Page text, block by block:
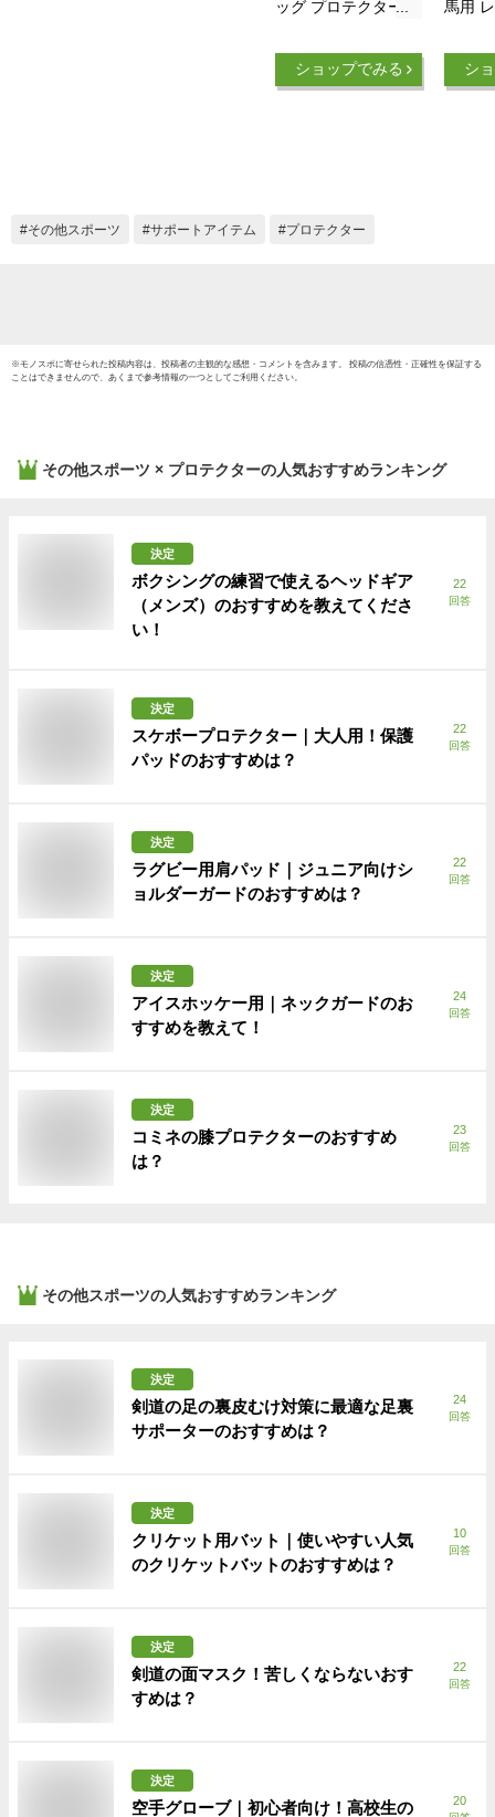
ッグ プロテクター
LP4（ブラック）
FULLサイズ | 乗馬
サラブレッド フルサ
ショップでみる
馬用
ット
COB/
シ
その他スポーツ サポートアイテム プロテクター
※モノスポに寄せられた投稿内容は、投稿者の主観的な感想・コメントを含みます。 投稿の信憑性・正確性を保証する
ことはできませんので、あくまで参考情報の一つとしてご利用ください。
その他スポーツ × プロテクターの人気おすすめランキング
決定
ボクシングの練習で使えるヘッドギア
（メンズ）のおすすめを教えてくださ
い！
22
回答
決定
スケボープロテクター｜大人用！保護
パッドのおすすめは？
22
回答
決定
ラグビー用肩パッド｜ジュニア向けシ
ョルダーガードのおすすめは？
22
回答
決定
アイスホッケー用｜ネックガードのお
すすめを教えて！
24
回答
決定
コミネの膝プロテクターのおすすめ
は？
23
回答
その他スポーツの人気おすすめランキング
決定
剣道の足の裏皮むけ対策に最適な足裏
サポーターのおすすめは？
24
回答
決定
クリケット用バット｜使いやすい人気
のクリケットバットのおすすめは？
10
回答
決定
剣道の面マスク！苦しくならないおす
すめは？
22
回答
決定
空手グローブ｜初心者向け！高校生の
20